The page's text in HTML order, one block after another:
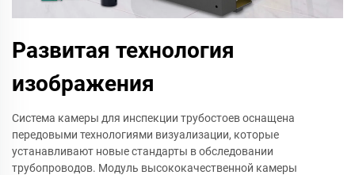
Развитая технология
изображения
Система камеры для инспекции трубостоев оснащена
передовыми технологиями визуализации, которые
устанавливают новые стандарты в обследовании
трубопроводов. Модуль высококачественной камеры